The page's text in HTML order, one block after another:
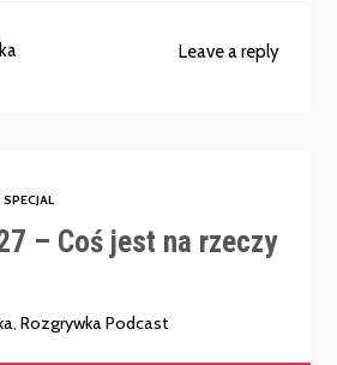
Leave a reply
SPECJAL
– Coś jest na rzeczy
,Rozgrywka Podcast